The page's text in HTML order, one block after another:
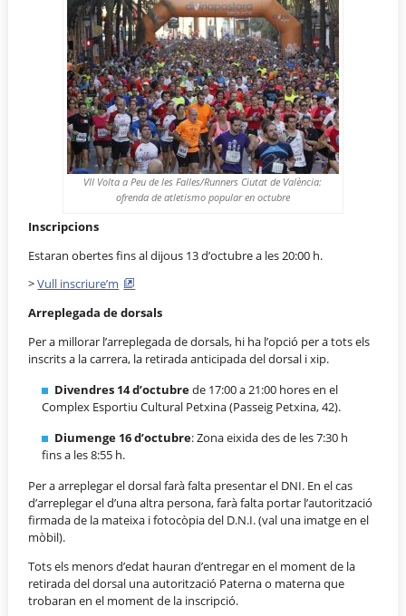
VII Volta a Peu de les Falles/Runners Ciutat de València:
ofrenda de atletismo popular en octubre
Inscripcions
Estaran obertes fins al dijous 13 d’octubre a les 20:00 h.
>Vull inscriure’m
Arreplegada de dorsals
Per a millorar l’arreplegada de dorsals, hi ha l’opció per a tots els
inscrits a la carrera, la retirada anticipada del dorsal i xip.
Divendres 14 d’octubrede 17:00 a 21:00 hores en el
Complex Esportiu Cultural Petxina (Passeig Petxina, 42).
Diumenge 16 d’octubre: Zona eixida des de les 7:30 h
fins a les 8:55 h.
Per a arreplegar el dorsal farà falta presentar el DNI. En el cas
d’arreplegar el d’una altra persona, farà falta portar l’autorització
firmada de la mateixa i fotocòpia del D.N.I. (val una imatge en el
mòbil).
Tots els menors d’edat hauran d’entregar en el moment de la
retirada del dorsal una autorització Paterna o materna que
trobaran en el moment de la inscripció.